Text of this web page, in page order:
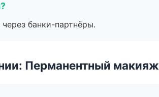
банки-партнёры.
Перманентный макияж